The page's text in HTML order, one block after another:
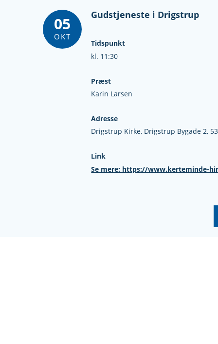
05
OKT
Gudstjeneste i Drigstrup
Tidspunkt
kl. 11:30
Præst
Karin Larsen
Adresse
Drigstrup Kirke, Drigstrup Bygade 2,
Link
Se mere: https://www.kerteminde-